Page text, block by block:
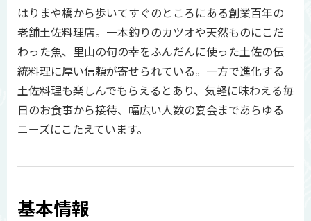
はりまや橋から歩いてすぐのところにある創業百年の
老舗土佐料理店。一本釣りのカツオや天然ものにこだ
わった魚、里山の旬の幸をふんだんに使った土佐の伝
統料理に厚い信頼が寄せられている。一方で進化する
土佐料理も楽しんでもらえるとあり、気軽に味わえる毎
日のお食事から接待、幅広い人数の宴会まであらゆる
ニーズにこたえています。
基本情報